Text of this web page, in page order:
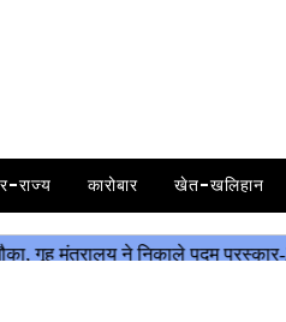
राज्य कारोबार खेत-खलिहान